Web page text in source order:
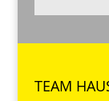
TEAM